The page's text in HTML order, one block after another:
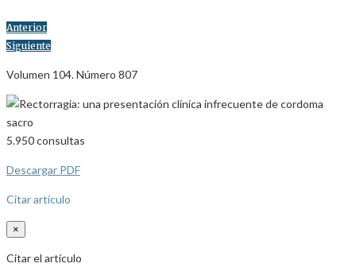
Anterior
Siguiente
Volumen 104. Número 807
5.950consultas
Descargar PDF
Citar artículo
×
Citar el artículo